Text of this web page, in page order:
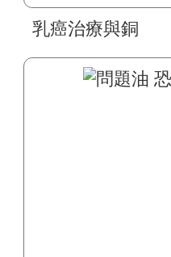
乳癌治療與銅